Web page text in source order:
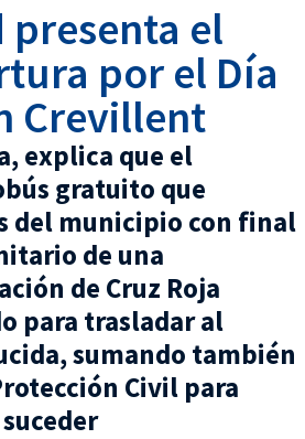
presenta el
por el Día
Crevillent
explica que el
gratuito que
del municipio con final
de una
de Cruz Roja
para trasladar al
sumando también
Civil para